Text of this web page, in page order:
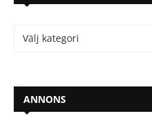
ANNONS